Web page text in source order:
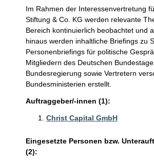
Im Rahmen der Interessenvertretung
Stiftung & Co. KG werden relevante
Bereich kontinuierlich beobachtet und
hinaus werden inhaltliche Briefings zu
Personenbriefings für politische
Mitgliedern des Deutschen
Bundesregierung sowie Vertretern
Bundesministerien erstellt.
Auftraggeber/-innen (1):
Christ Capital GmbH
Eingesetzte Personen bzw.
(2):